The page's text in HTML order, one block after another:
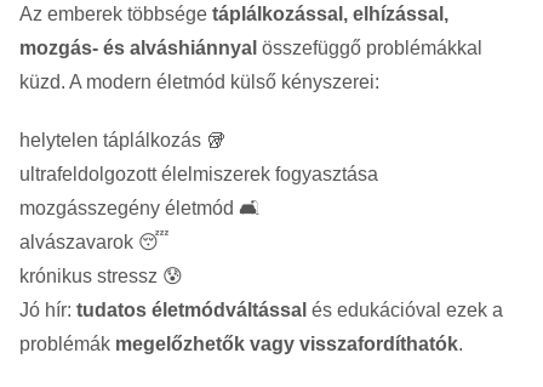
Az emberek többsége táplálkozással, elhízással,
mozgás- és alváshiánnyal összefüggő problémákkal
küzd. A modern életmód külső kényszerei:
helytelen táplálkozás 🥡
ultrafeldolgozott élelmiszerek fogyasztása
mozgásszegény életmód 🛋️
alvászavarok 😴
krónikus stressz 😰
Jó hír: tudatos életmódváltással és edukációval ezek a
problémák megelőzhetők vagy visszafordíthatók.